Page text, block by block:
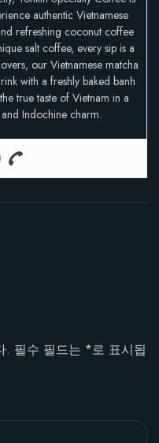
authentic Vietnamese
refreshing coconut coffee
salt coffee, every sip is a
our Vietnamese matcha
with a freshly baked banh
true taste of Vietnam in a
Indochine charm.
. 필수 필드는 *로 표시됩